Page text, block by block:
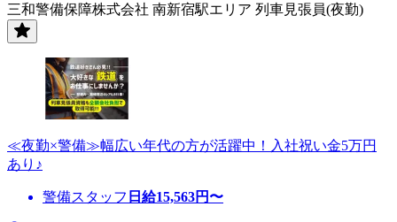
三和警備保障株式会社 南新宿駅エリア 列車見張員(夜勤)
≪夜勤×警備≫幅広い年代の方が活躍中！入社祝い金5万円
あり♪
警備スタッフ 日給15,563円〜